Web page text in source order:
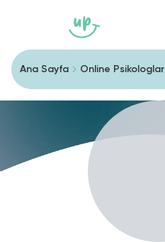
Ana Sayfa Online Psikologlar